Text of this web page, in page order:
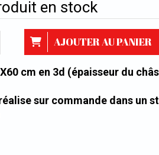
en stock
AJOUTER AU PANIER
cm en 3d (épaisseur du
sur commande dans un